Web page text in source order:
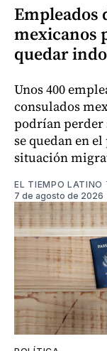
Empleados
mexicanos
quedar
Unos 400
consulados
podrían perder
se quedan en
situación
EL TIEMPO LATINO
7 de agosto de 2026